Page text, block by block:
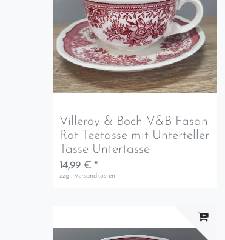
Villeroy & Boch V&B Fasan
Rot Teetasse mit Unterteller
Tasse Untertasse
14,99 € *
zzgl. Versandkosten